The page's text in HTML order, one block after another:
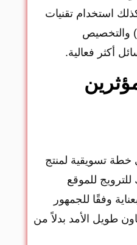
استخدام تقنيات
مثل التقسيم (Segmentation) والتخصيص
خطة تسويقية لمنتج
للموقع
وفقًا للجمهور
طويل الأمد بدلاً من